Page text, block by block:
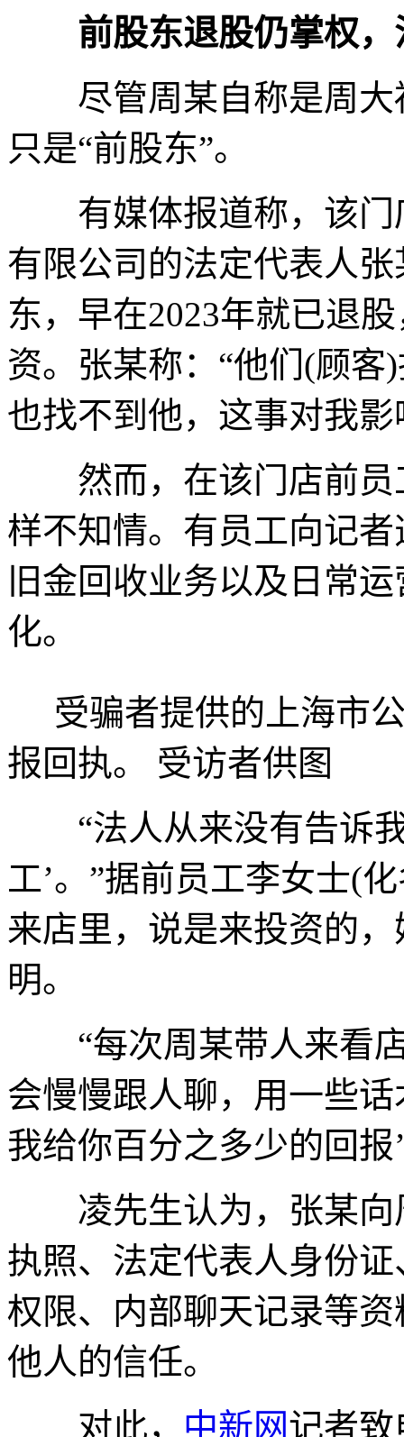
前股东退股仍掌权
尽管周某自称是周大
只是“前股东”。
有媒体报道称，该门
有限公司的法定代表人
东，早在2023年就已退
资。张某称：“他们(顾
也找不到他，这事对我影
然而，在该门店前员
样不知情。有员工向记
旧金回收业务以及日常
化。
受骗者提供的上海市
报回执。 受访者供图
“法人从来没有告诉我
工’。”据前员工李女士(
来店里，说是来投资的
明。
“每次周某带人来看店
会慢慢跟人聊，用一些
我给你百分之多少的回
凌先生认为，张某向
执照、法定代表人身份
权限、内部聊天记录等
他人的信任。
对此， 中新网记者